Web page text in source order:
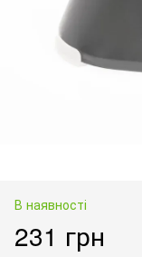
В наявності
231 грн